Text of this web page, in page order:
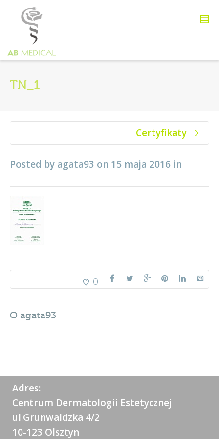
TN_1
Certyfikaty
Posted by agata93 on 15 maja 2016 in
0
O agata93
Adres:
Centrum Dermatologii Estetycznej
ul.Grunwaldzka 4/2
10-123 Olsztyn